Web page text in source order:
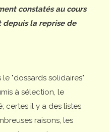
constatés au cours
depuis la reprise de
"dossards solidaires"
à sélection, le
certes il y a des listes
raisons, les